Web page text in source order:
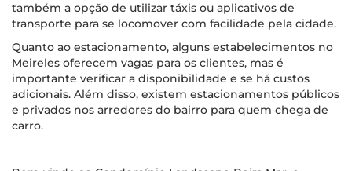
também a opção de utilizar táxis ou aplicativos de
transporte para se locomover com facilidade pela cidade.
Quanto ao estacionamento, alguns estabelecimentos no
Meireles oferecem vagas para os clientes, mas é
importante verificar a disponibilidade e se há custos
adicionais. Além disso, existem estacionamentos públicos
e privados nos arredores do bairro para quem chega de
carro.